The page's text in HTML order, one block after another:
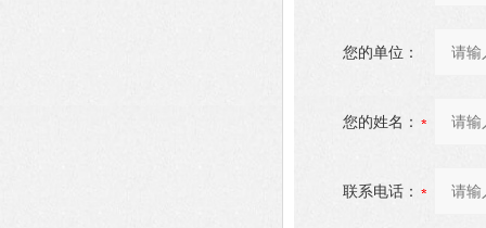
您的单位：
您的姓名：
联系电话：